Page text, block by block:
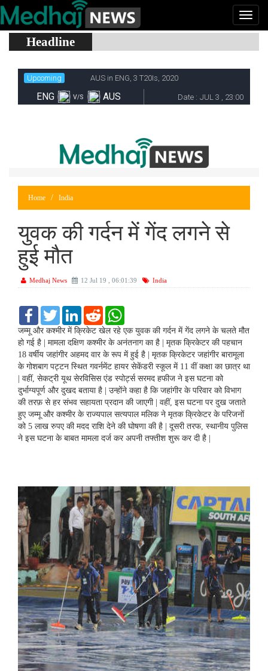
Headline
Home India
युवक की गर्दन में गेंद लगने से
हुई मौत
Medhaj News 12 Jul 19 , 06:01:39 India
F
c
e
b
o
o
k
T
i
t
t
e
r
L
n
k
d
I
n
R
d
d
i
t
a
t
s
A
p
p
जम्‍मू और कश्‍मीर में क्रिकेट खेल रहे एक युवक की गर्दन में गेंद लगने के चलते मौत
हो गई है | मामला दक्षिण कश्‍मीर के अनंतनाग का है | मृतक क्रिकेटर की पहचान
18 वर्षीय जहांगीर अहमद वार के रूप में हुई है | मृतक क्रिकेटर जहांगीर बारामूला
के गोशबाग पट्टन स्थित गवर्नमेंट हायर सेकेंडरी स्कूल में 11 वीं कक्षा का छात्र था
| वहीं, सेकट्री यूथ सेरविसिस एंड स्पोर्ट्स सरमद हफीज ने इस घटना को
दुर्भाग्यपूर्ण और दुखद बताया है | उन्‍होंने कहा है कि जहांगीर के परिवार को विभाग
की तरफ़ से हर संभव सहायता प्रदान की जाएगी | वहीं, इस घटना पर दुख जताते
हुए जम्‍मू और कश्‍मीर के राज्‍यपाल सत्‍यपाल मलिक ने मृतक क्रिकेटर के परिजनों
को 5 लाख रुपए की मदद राशि देने की घोषणा की है | दूसरी तरफ, स्‍थानीय पुलिस
ने इस घटना के बाबत मामला दर्ज कर अपनी तफ्तीश शुरू कर दी है |